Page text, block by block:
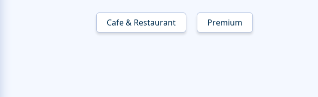
Cafe & Restaurant Premium